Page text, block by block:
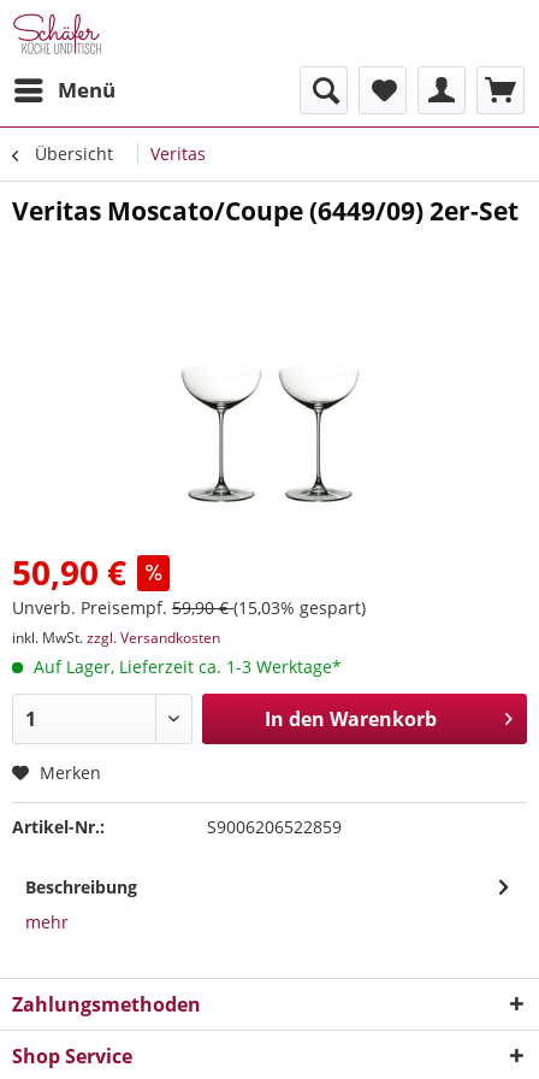
Menü
Übersicht Veritas
Veritas Moscato/Coupe (6449/09) 2er-Set
50,90 €
Unverb. Preisempf. 59,90 €(15,03% gespart)
inkl. MwSt.zzgl. Versandkosten
Auf Lager, Lieferzeit ca. 1-3 Werktage*
In den Warenkorb
Merken
Artikel-Nr.: S9006206522859
Beschreibung
mehr
Zahlungsmethoden
Shop Service